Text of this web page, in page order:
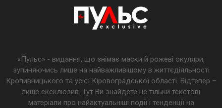
«Пульс» - видання, що знімає маски й рожеві окуляри,
зупиняючись лише на найважливішому в життєдіяльності
Кропивницького та усієї Кіровоградської області. Відтепер –
лише ексклюзив. Тут Ви знайдете не тільки текстові
матеріали про найактуальніші події і тенденції на